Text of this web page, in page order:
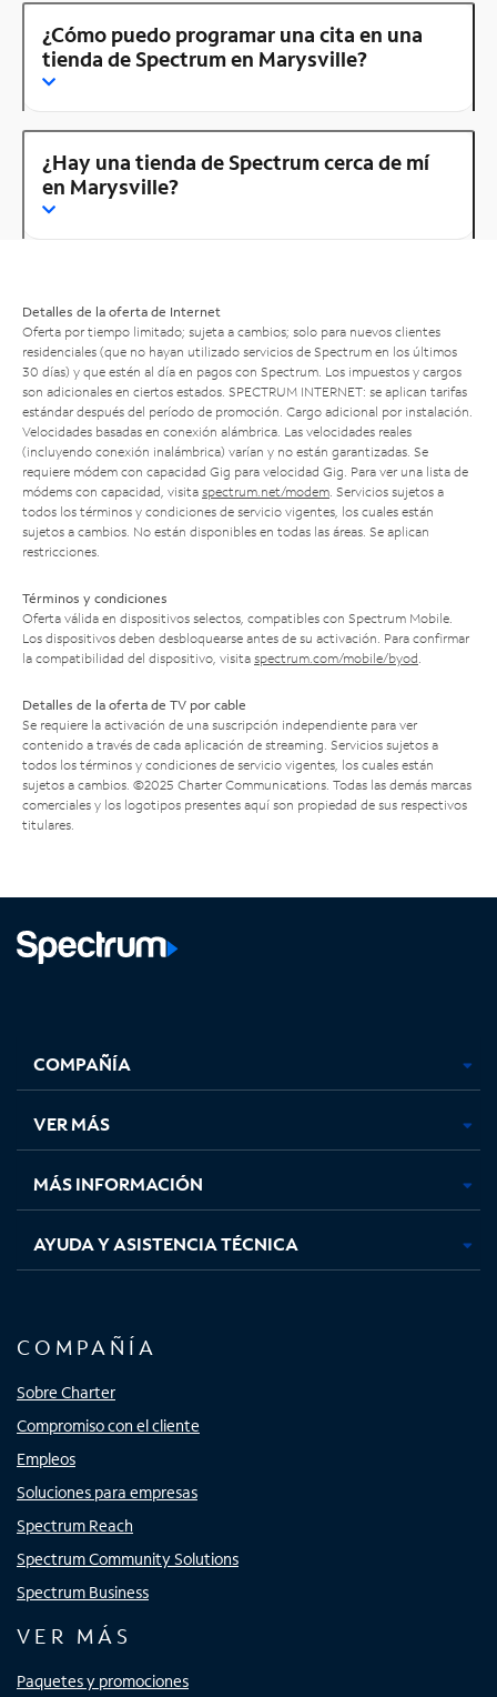
¿Cómo puedo programar una cita en una
tienda de Spectrum en Marysville?
¿Hay una tienda de Spectrum cerca de mí
en Marysville?
Detalles de la oferta de Internet
Oferta por tiempo limitado; sujeta a cambios; solo para nuevos clientes
residenciales (que no hayan utilizado servicios de Spectrum en los últimos
30 días) y que estén al día en pagos con Spectrum. Los impuestos y cargos
son adicionales en ciertos estados. SPECTRUM INTERNET: se aplican tarifas
estándar después del período de promoción. Cargo adicional por instalación.
Velocidades basadas en conexión alámbrica. Las velocidades reales
(incluyendo conexión inalámbrica) varían y no están garantizadas. Se
requiere módem con capacidad Gig para velocidad Gig. Para ver una lista de
módems con capacidad, visita spectrum.net/modem . Servicios sujetos a
todos los términos y condiciones de servicio vigentes, los cuales están
sujetos a cambios. No están disponibles en todas las áreas. Se aplican
restricciones.
Términos y condiciones
Oferta válida en dispositivos selectos, compatibles con Spectrum Mobile.
Los dispositivos deben desbloquearse antes de su activación. Para confirmar
la compatibilidad del dispositivo, visita spectrum.com/mobile/byod
Detalles de la oferta de TV por cable
Se requiere la activación de una suscripción independiente para ver
contenido a través de cada aplicación de streaming. Servicios sujetos a
todos los términos y condiciones de servicio vigentes, los cuales están
sujetos a cambios. ©2025 Charter Communications. Todas las demás marcas
comerciales y los logotipos presentes aquí son propiedad de sus respectivos
titulares.
abre
en
pestaña
nueva
abre
en
pestaña
nueva
abre
en
pestaña
nueva
en
nueva
COMPAÑÍA
VER MÁS
MÁS INFORMACIÓN
AYUDA Y ASISTENCIA TÉCNICA
COMPAÑÍA
Sobre Charter
Compromiso con el cliente
Empleos
Soluciones para empresas
Spectrum Reach
Spectrum Community Solutions
Spectrum Business
VER MÁS
Paquetes y promociones